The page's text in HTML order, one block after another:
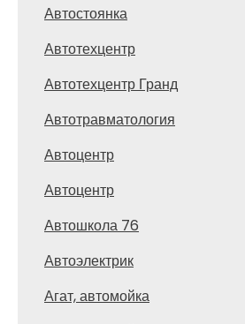
Автостоянка
Автотехцентр
Автотехцентр Гранд
Автотравматология
Автоцентр
Автоцентр
Автошкола 76
Автоэлектрик
Агат, автомойка